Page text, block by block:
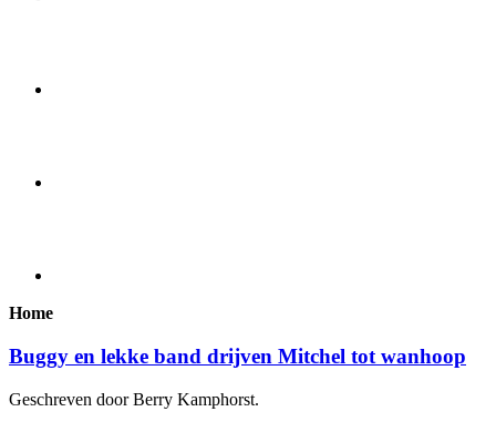
Home
Buggy en lekke band drijven Mitchel tot wanhoop
Geschreven door Berry Kamphorst.